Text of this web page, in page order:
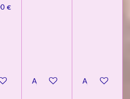
€
au panierAjouter au panierAjouter au